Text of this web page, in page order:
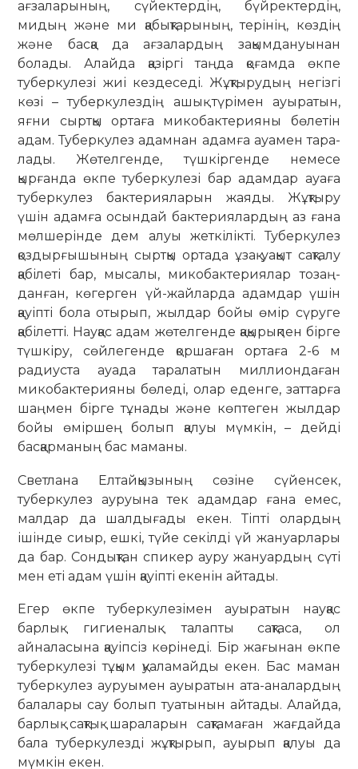
ағзаларының, сүйек­тердің, бүйректердің,
мидың және ми қабықтарының, терінің, көздің
және басқа да ағзалардың зақым­дануынан
болады. Алайда қа­зіргі таңда қоғамда өкпе
туберкулезі жиі кездеседі. Жұқтырудың негізгі
көзі – туберкулездің ашық түрімен ауыратын,
яғни сыртқы ортаға мико­бактерияны бөлетін
адам. Тубер­кулез адамнан адамға ауамен тара­
лады. Жөтелгенде, түшкіргенде немесе
қырғанда өкпе туберкулезі бар адамдар ауаға
туберкулез бакте­рия­ларын жаяды. Жұқтыру
үшін адамға осындай бактериялардың аз ғана
мөлшерінде дем алуы жеткілікті. Туберкулез
қоздырғышының сыртқы ортада ұзақ уақыт сақталу
қабілеті бар, мысалы, микобактериялар тозаң­
данған, көгерген үй-жайларда адамдар үшін
қауіпті бола отырып, жылдар бойы өмір сүруге
қабілетті. Науқас адам жөтелгенде қақырықпен бірге
түшкіру, сөйлегенде қоршаған ортаға 2-6 м
радиуста ауада таралатын миллиондаған
микобактерияны бө­леді, олар еденге, заттарға
шаңмен бірге тұнады және көптеген жылдар
бойы өміршең болып қалуы мүмкін, – дейді
басқарманың бас маманы.
Светлана Елтайқызының сөзіне сүйенсек,
туберкулез ауруына тек адамдар ғана емес,
малдар да шал­дығады екен. Тіпті олардың
ішінде сиыр, ешкі, түйе секілді үй жануар­лары
да бар. Сондықтан спикер ауру жануардың сүті
мен еті адам үшін қауіпті екенін айтады.
Егер өкпе туберкулезімен ауыра­тын науқас
барлық гигиеналық та­лапты сақтаса, ол
айналасына қауіпсіз көрінеді. Бір жағынан өкпе
тубер­кулезі тұқым қуаламайды екен. Бас маман
туберкулез ауруы­мен ауы­ратын ата-аналардың
балала­ры сау болып туатынын айтады. Алайда,
барлық сақтық шара­ларын сақтамаған жағдайда
бала тубер­ку­лезді жұқтырып, ауырып қалуы да
мүмкін екен.